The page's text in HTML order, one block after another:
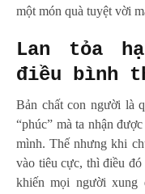
một món quà tuyệt vời
Lan tỏa
điều bình
Bản chất con người là
“phúc” mà ta nhận
mình. Thế nhưng khi
vào tiêu cực, thì điều
khiến mọi người xung